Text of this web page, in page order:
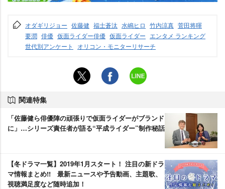
オダギリジョー 佐藤健 福士蒼汰 水嶋ヒロ 竹内涼真 菅田将暉
要潤 俳優 仮面ライダー俳優 仮面ライダー エンタメ ランキング
世代別アンケート
オリコン・モニターリサーチ
関連特集
「佐藤健ら俳優陣の頑張りで仮面ライダーがブランド
に」…シリーズ責任者が語る“平成ライダー”制作秘話
【冬ドラマ一覧】2019年1月スタート！ 注目の新ドラ
マ情報まとめ!! 最新ニュースや予告動画、主題歌、
視聴満足度など随時追加！